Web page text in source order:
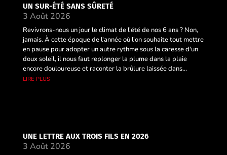
UN SUR-ÉTÉ SANS SÛRETÉ
3 Août 2026
Revivrons-nous un jour le climat de l'été de nos 6 ans ? Non,
jamais. À cette époque de l'année où l'on souhaite tout mettre
en pause pour adopter un autre rythme sous la caresse d'un
doux soleil, il nous faut replonger la plume dans la plaie
encore douloureuse et raconter la brûlure laissée dans...
lire plus
UNE LETTRE AUX TROIS FILS EN 2026
3 Août 2026